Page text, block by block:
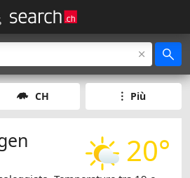
CH Più
20°